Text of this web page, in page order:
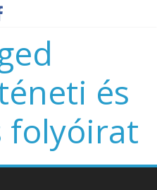
és
folyóirat